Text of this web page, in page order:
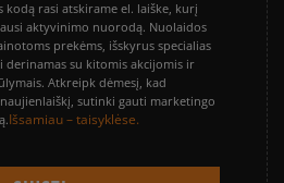
kodą rasi atskirame el. laiške, kurį
aktyvinimo nuorodą. Nuolaidos
prekėms, išskyrus specialias
derinamas su kitomis akcijomis ir
Atkreipk dėmesį, kad
sutinki gauti marketingo
Išsamiau – taisyklėse.